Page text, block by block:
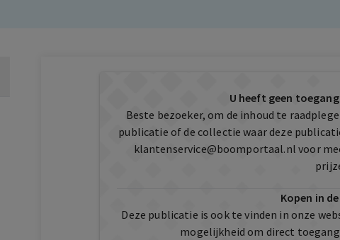
U heeft geen
Beste bezoeker, om de inhoud te
publicatie of de collectie waar deze
klantenservice@boomportaal.nl voor
Kopen in
Deze publicatie is ook te vinden in onze
mogelijkheid om direct